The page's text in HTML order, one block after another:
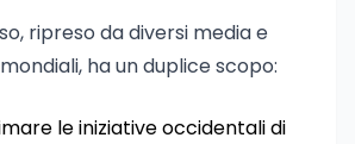
ripreso da diversi media e
ha un duplice scopo:
le iniziative occidentali di